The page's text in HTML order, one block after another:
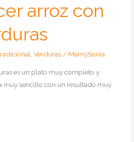
arroz con
,Verduras/ MamySonia
es un plato muy completo y
muy sencillo con un resultado muy